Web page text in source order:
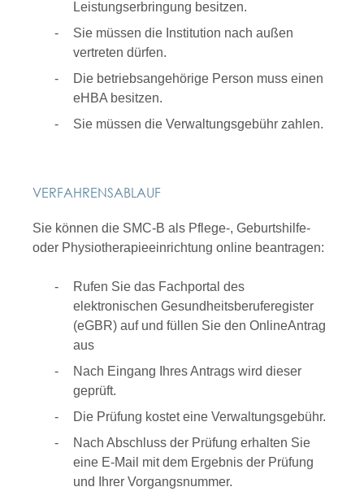
Leistungserbringung besitzen.
Sie müssen die Institution nach außen
vertreten dürfen.
Die betriebsangehörige Person muss einen
eHBA besitzen.
Sie müssen die Verwaltungsgebühr zahlen.
VERFAHRENSABLAUF
Sie können die SMC-B als Pflege-, Geburtshilfe-
oder Physiotherapieeinrichtung online beantragen:
Rufen Sie das Fachportal des
elektronischen Gesundheitsberuferegister
(eGBR) auf und füllen Sie den OnlineAntrag
aus
Nach Eingang Ihres Antrags wird dieser
geprüft.
Die Prüfung kostet eine Verwaltungsgebühr.
Nach Abschluss der Prüfung erhalten Sie
eine E-Mail mit dem Ergebnis der Prüfung
und Ihrer Vorgangsnummer.